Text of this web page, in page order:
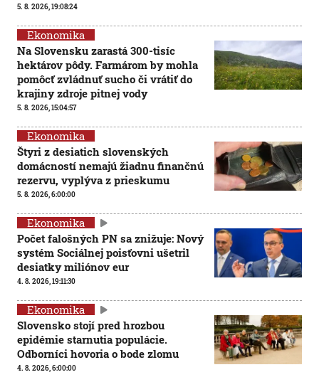
5. 8. 2026, 19:08:24
Ekonomika
Na Slovensku zarastá 300-tisíc
hektárov pôdy. Farmárom by mohla
pomôcť zvládnuť sucho či vrátiť do
krajiny zdroje pitnej vody
5. 8. 2026, 15:04:57
Ekonomika
Štyri z desiatich slovenských
domácností nemajú žiadnu finančnú
rezervu, vyplýva z prieskumu
5. 8. 2026, 6:00:00
Ekonomika
Počet falošných PN sa znižuje: Nový
systém Sociálnej poisťovni ušetril
desiatky miliónov eur
4. 8. 2026, 19:11:30
Ekonomika
Slovensko stojí pred hrozbou
epidémie starnutia populácie.
Odborníci hovoria o bode zlomu
4. 8. 2026, 6:00:00